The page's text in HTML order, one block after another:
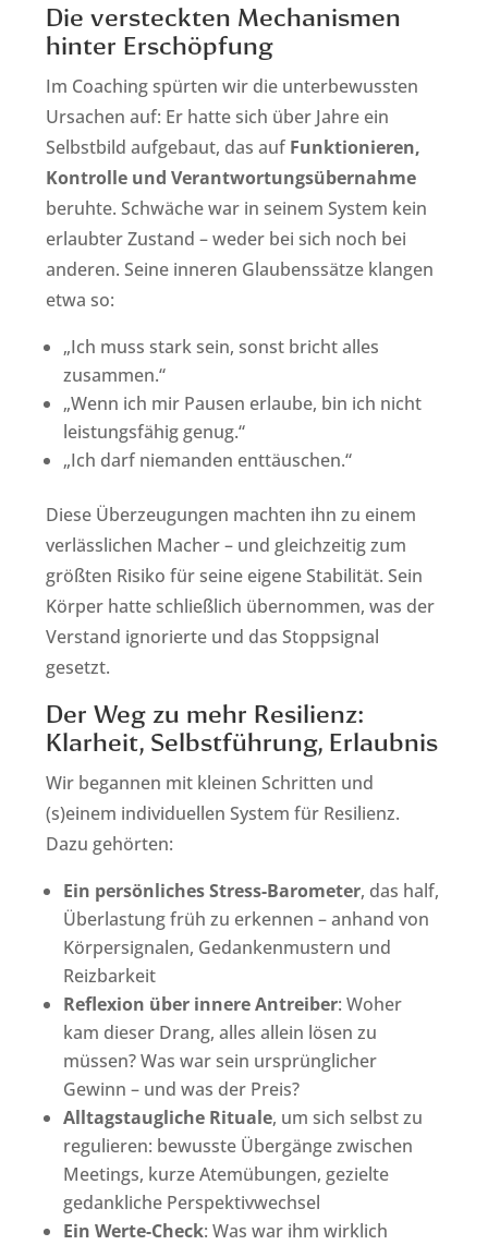
Die versteckten Mechanismen
hinter Erschöpfung
Im Coaching spürten wir die unterbewussten
Ursachen auf: Er hatte sich über Jahre ein
Selbstbild aufgebaut, das auf Funktionieren,
Kontrolle und Verantwortungsübernahme
beruhte. Schwäche war in seinem System kein
erlaubter Zustand – weder bei sich noch bei
anderen. Seine inneren Glaubenssätze klangen
etwa so:
„Ich muss stark sein, sonst bricht alles
zusammen.“
„Wenn ich mir Pausen erlaube, bin ich nicht
leistungsfähig genug.“
„Ich darf niemanden enttäuschen.“
Diese Überzeugungen machten ihn zu einem
verlässlichen Macher – und gleichzeitig zum
größten Risiko für seine eigene Stabilität. Sein
Körper hatte schließlich übernommen, was der
Verstand ignorierte und das Stoppsignal
gesetzt.
Der Weg zu mehr Resilienz:
Klarheit, Selbstführung, Erlaubnis
Wir begannen mit kleinen Schritten und
(s)einem individuellen System für Resilienz.
Dazu gehörten:
Ein persönliches Stress-Barometer, das half,
Überlastung früh zu erkennen – anhand von
Körpersignalen, Gedankenmustern und
Reizbarkeit
Reflexion über innere Antreiber: Woher
kam dieser Drang, alles allein lösen zu
müssen? Was war sein ursprünglicher
Gewinn – und was der Preis?
Alltagstaugliche Rituale, um sich selbst zu
regulieren: bewusste Übergänge zwischen
Meetings, kurze Atemübungen, gezielte
gedankliche Perspektivwechsel
Ein Werte-Check: Was war ihm wirklich